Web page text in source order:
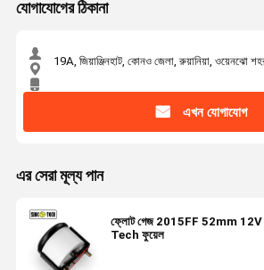
যোগাযোগের ঠিকানা
19A, জিয়াঞ্জিনহাট, কোনও জেলা, রুয়ানিয়া, ওয়েনঝো
এখন যোগাযোগ
এর সেরা মূল্য পান
ফ্লোট গেজ 2015FF 52mm 12V
Tech ফুয়েল